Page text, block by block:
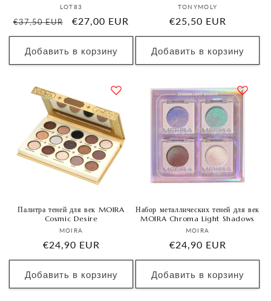
Продавец:
LOT83
Обычная
цена
€37,50 EUR
Цена
со
скидкой
€27,00 EUR
Добавить в корзину
Продавец:
TONYMOLY
Обычная
цена
€25,50 EUR
Добавить в корзину
Палитра теней для век MOIRA
Cosmic Desire
Продавец:
MOIRA
Обычная
цена
€24,90 EUR
Добавить в корзину
Набор металлических теней для век
MOIRA Chroma Light Shadows
Продавец:
MOIRA
Обычная
цена
€24,90 EUR
Добавить в корзину